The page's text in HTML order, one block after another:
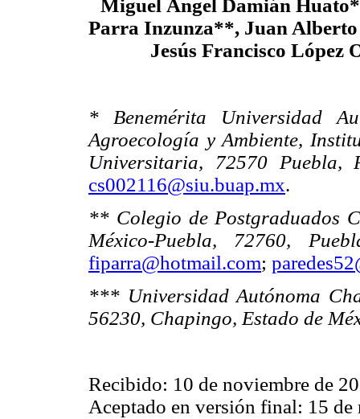
Miguel Ángel Damián
Parra Inzunza**, Juan
Jesús Francisco
* Benemérita Universidad
Agroecología y Ambiente,
Universitaria, 72570
cs002116@siu.buap.mx.
** Colegio de Postgraduados
México-Puebla, 72760,
fiparra@hotmail.com;
*** Universidad Autónoma
56230, Chapingo, Estado de
Recibido: 10 de noviembre de
Aceptado en versión final: 15 de